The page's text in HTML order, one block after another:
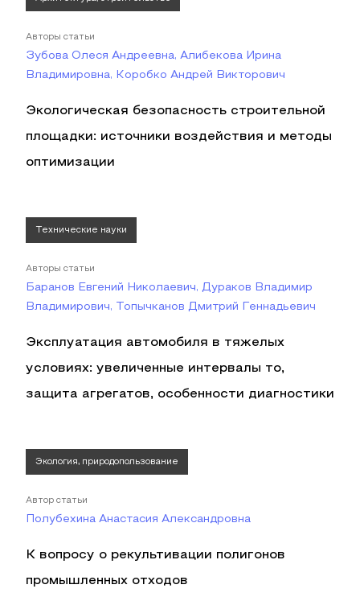
Авторы статьи
Зубова Олеся Андреевна, Алибекова Ирина
Владимировна, Коробко Андрей Викторович
Экологическая безопасность строительной
площадки: источники воздействия и методы
оптимизации
Технические науки
Авторы статьи
Баранов Евгений Николаевич, Дураков Владимир
Владимирович, Топычканов Дмитрий Геннадьевич
Эксплуатация автомобиля в тяжелых
условиях: увеличенные интервалы то,
защита агрегатов, особенности диагностики
Экология, природопользование
Автор статьи
Полубехина Анастасия Александровна
К вопросу о рекультивации полигонов
промышленных отходов